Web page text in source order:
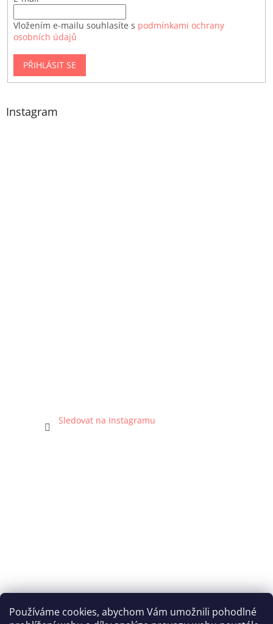
Používáme cookies, abychom Vám umožnili pohodlné
Vložením e-mailu souhlasíte s podmínkami ochrany
osobních údajů
PŘIHLÁSIT SE
Instagram
Sledovat na Instagramu